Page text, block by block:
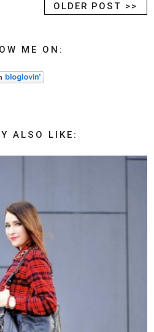
OLDER POST >>
ME ON:
ALSO LIKE: